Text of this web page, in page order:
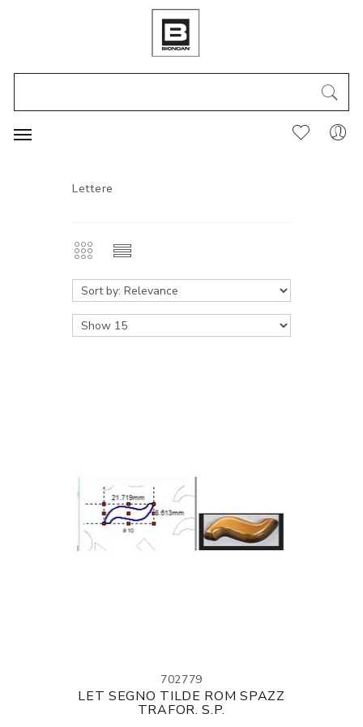
Lettere
702779
LET SEGNO TILDE ROM SPAZZ
TRAFOR. S.P.